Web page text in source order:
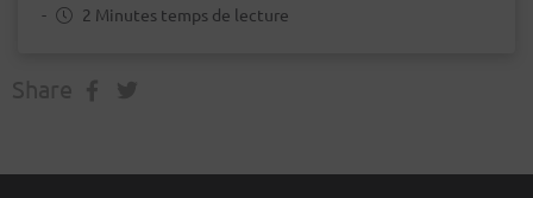
-
2 Minutes temps de lecture